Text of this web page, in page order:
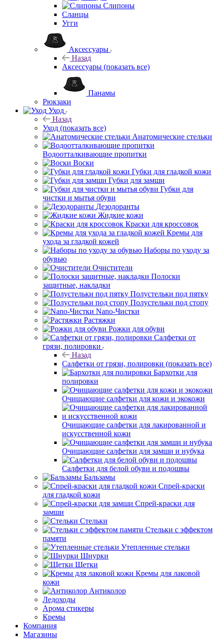
Слипоны
Сланцы
Угги
Аксессуары
Назад
Аксессуары (показать все)
Панамы
Рюкзаки
Уход
Назад
Уход (показать все)
Анатомические стельки
Водоотталкивающие пропитки
Воски
Губки для гладкой кожи
Губки для замши
Губки для
чистки и мытья обуви
Дезодоранты
Жидкие кожи
Краски для кроссовок
Кремы для
ухода за гладкой кожей
Наборы по уходу за
обувью
Очистители
Полоски
защитные, накладки
Полустельки под пятку
Полустельки под стопу
Nano-Чистки
Растяжки
Рожки для обуви
Салфетки от
грязи, полировки
Назад
Салфетки от грязи, полировки (показать все)
Бархотки для
полировки
Очищающие салфетки для кожи и экокожи
Очищающие салфетки для лакированной и
искусственной кожи
Очищающие салфетки для замши и нубука
Салфетки для белой обуви и подошвы
Бальзамы
Спрей-краски
для гладкой кожи
Спрей-краски для
замши
Стельки
Стельки с эффектом
памяти
Утепленные стельки
Шнурки
Щетки
Кремы для лаковой
кожи
Антиколор
Ледоходы
Арома стикеры
Кремы
Компания
Магазины